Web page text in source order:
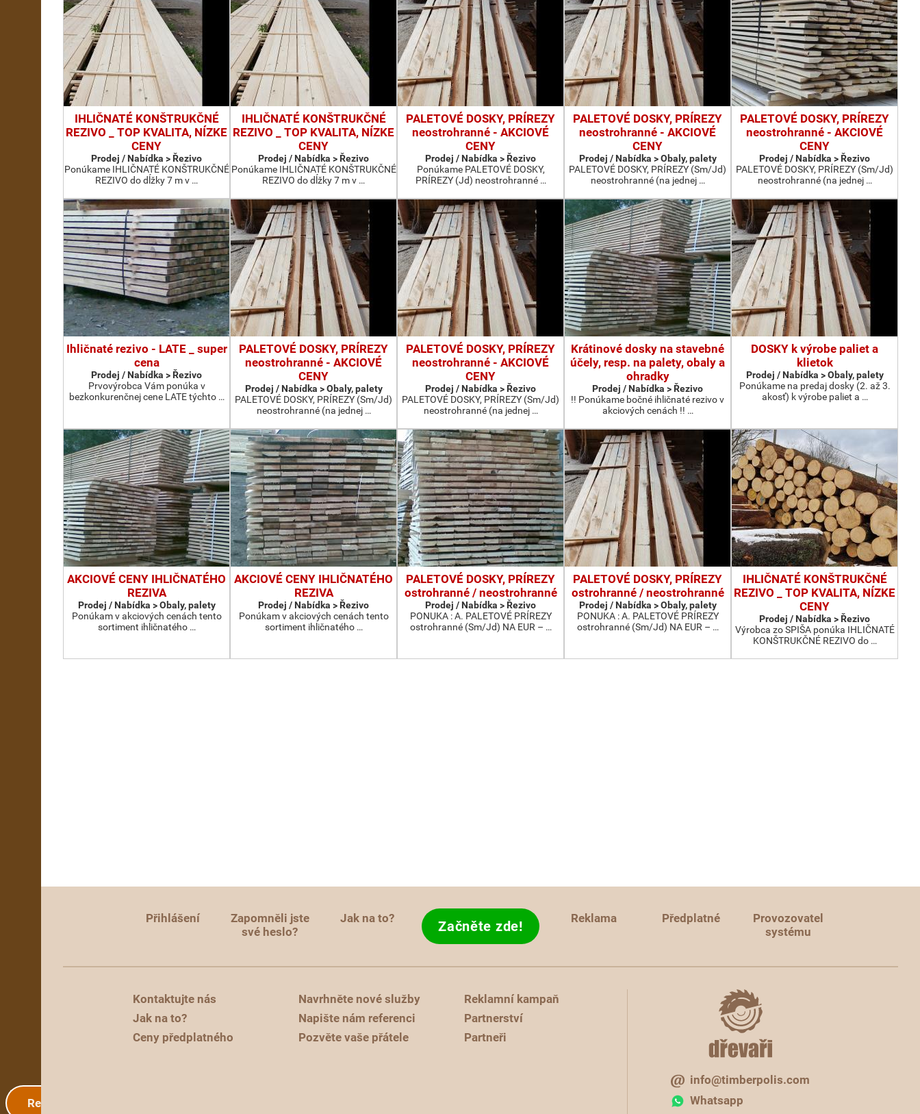
Registrace
IHLIČNATÉ KONŠTRUKČNÉ
REZIVO _ TOP KVALITA, NÍZKE
CENY
Prodej / Nabídka > Řezivo
Ponúkame IHLIČNATÉ KONŠTRUKČNÉ
REZIVO do dĺžky 7 m v …
IHLIČNATÉ KONŠTRUKČNÉ
REZIVO _ TOP KVALITA, NÍZKE
CENY
Prodej / Nabídka > Řezivo
Ponúkame IHLIČNATÉ KONŠTRUKČNÉ
REZIVO do dĺžky 7 m v …
PALETOVÉ DOSKY, PRÍREZY
neostrohranné - AKCIOVÉ
CENY
Prodej / Nabídka > Řezivo
Ponúkame PALETOVÉ DOSKY,
PRÍREZY (Jd) neostrohranné …
PALETOVÉ DOSKY, PRÍREZY
neostrohranné - AKCIOVÉ
CENY
Prodej / Nabídka > Obaly, palety
PALETOVÉ DOSKY, PRÍREZY (Sm/Jd)
neostrohranné (na jednej …
PALETOVÉ DOSKY, PRÍREZY
neostrohranné - AKCIOVÉ
CENY
Prodej / Nabídka > Řezivo
PALETOVÉ DOSKY, PRÍREZY (Sm/Jd)
neostrohranné (na jednej …
Ihličnaté rezivo - LATE _ super
cena
Prodej / Nabídka > Řezivo
Prvovýrobca Vám ponúka v
bezkonkurenčnej cene LATE týchto …
PALETOVÉ DOSKY, PRÍREZY
neostrohranné - AKCIOVÉ
CENY
Prodej / Nabídka > Obaly, palety
PALETOVÉ DOSKY, PRÍREZY (Sm/Jd)
neostrohranné (na jednej …
PALETOVÉ DOSKY, PRÍREZY
neostrohranné - AKCIOVÉ
CENY
Prodej / Nabídka > Řezivo
PALETOVÉ DOSKY, PRÍREZY (Sm/Jd)
neostrohranné (na jednej …
Krátinové dosky na stavebné
účely, resp. na palety, obaly a
ohradky
Prodej / Nabídka > Řezivo
!! Ponúkame bočné ihličnaté rezivo v
akciových cenách !! …
DOSKY k výrobe paliet a
klietok
Prodej / Nabídka > Obaly, palety
Ponúkame na predaj dosky (2. až 3.
akosť) k výrobe paliet a …
AKCIOVÉ CENY IHLIČNATÉHO
REZIVA
Prodej / Nabídka > Obaly, palety
Ponúkam v akciových cenách tento
sortiment ihličnatého …
AKCIOVÉ CENY IHLIČNATÉHO
REZIVA
Prodej / Nabídka > Řezivo
Ponúkam v akciových cenách tento
sortiment ihličnatého …
PALETOVÉ DOSKY, PRÍREZY
ostrohranné / neostrohranné
Prodej / Nabídka > Řezivo
PONUKA : A. PALETOVÉ PRÍREZY
ostrohranné (Sm/Jd) NA EUR – …
PALETOVÉ DOSKY, PRÍREZY
ostrohranné / neostrohranné
Prodej / Nabídka > Obaly, palety
PONUKA : A. PALETOVÉ PRÍREZY
ostrohranné (Sm/Jd) NA EUR – …
IHLIČNATÉ KONŠTRUKČNÉ
REZIVO _ TOP KVALITA, NÍZKE
CENY
Prodej / Nabídka > Řezivo
Výrobca zo SPIŠA ponúka IHLIČNATÉ
KONŠTRUKČNÉ REZIVO do …
Přihlášení
Zapomněli jste
své heslo?
Jak na to? Začněte zde! Reklama Předplatné
Provozovatel
systému
Kontaktujte nás
Jak na to?
Ceny předplatného
Navrhněte nové služby
Napište nám referenci
Pozvěte vaše přátele
Reklamní kampaň
Partnerství
Partneři
info@timberpolis.com
Whatsapp